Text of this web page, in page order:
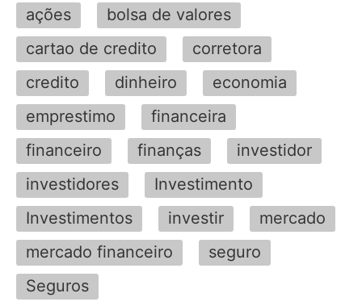
ações
bolsa de valores
cartao de credito
corretora
credito
dinheiro
economia
emprestimo
financeira
financeiro
finanças
investidor
investidores
Investimento
Investimentos
investir
mercado
mercado financeiro
seguro
Seguros